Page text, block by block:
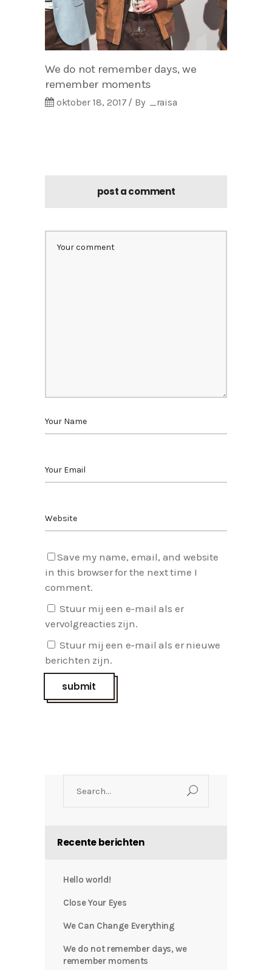
We do not remember days, we
remember moments
oktober 18, 2017 By _raisa
post a comment
Save my name, email, and website
in this browser for the next time I
comment.
Stuur mij een e-mail als er
vervolgreacties zijn.
Stuur mij een e-mail als er nieuwe
berichten zijn.
Recente berichten
Hello world!
Close Your Eyes
We Can Change Everything
We do not remember days, we
remember moments